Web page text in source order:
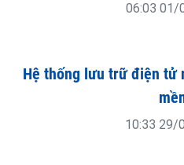
Hiểu rõ về cách phân
Nghị quyết số 57-NQ/